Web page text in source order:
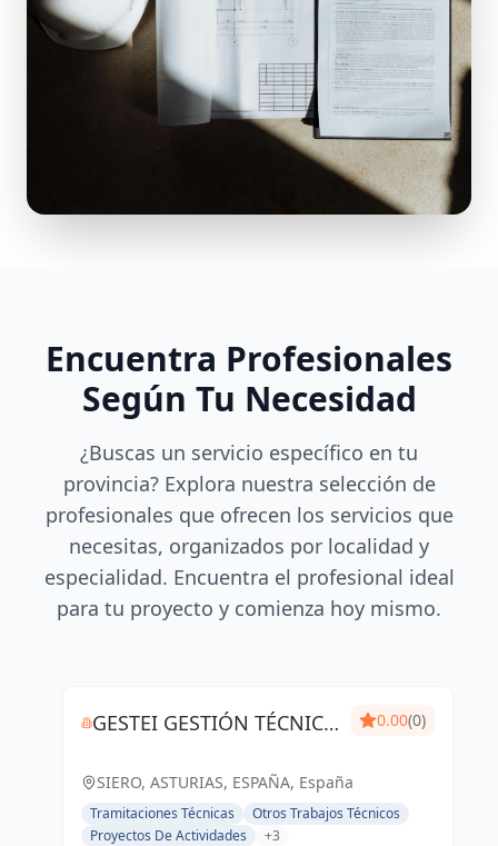
Encuentra Profesionales
Según Tu Necesidad
¿Buscas un servicio específico en tu
provincia? Explora nuestra selección de
profesionales que ofrecen los servicios que
necesitas, organizados por localidad y
especialidad. Encuentra el profesional ideal
para tu proyecto y comienza hoy mismo.
GESTEI GESTIÓN TÉCNICA
0.00(0)
SIERO, ASTURIAS, ESPAÑA, España
Tramitaciones Técnicas
Otros Trabajos Técnicos
Proyectos De Actividades
+3